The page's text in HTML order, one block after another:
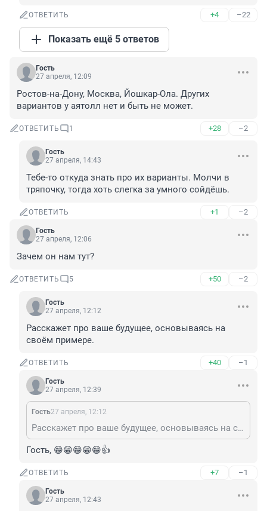
ОТВЕТИТЬ +4 –22
Показать ещё 5 ответов
Гость
27 апреля, 12:09
Ростов-на-Дону, Москва, Йошкар-Ола. Других
вариантов у аятолл нет и быть не может.
ОТВЕТИТЬ 1 +28 –2
Гость
27 апреля, 14:43
Тебе-то откуда знать про их варианты. Молчи в
тряпочку, тогда хоть слегка за умного сойдёшь.
ОТВЕТИТЬ +1 –2
Гость
27 апреля, 12:06
Зачем он нам тут?
ОТВЕТИТЬ 5 +50 –2
Гость
27 апреля, 12:12
Расскажет про ваше будущее, основываясь на
своём примере.
ОТВЕТИТЬ +40 –1
Гость
27 апреля, 12:39
Гость27 апреля, 12:12
Расскажет про ваше будущее, основываясь на своём примере.
Гость, 😁😁😁😁😁👍
ОТВЕТИТЬ +7 –1
Гость
27 апреля, 12:43